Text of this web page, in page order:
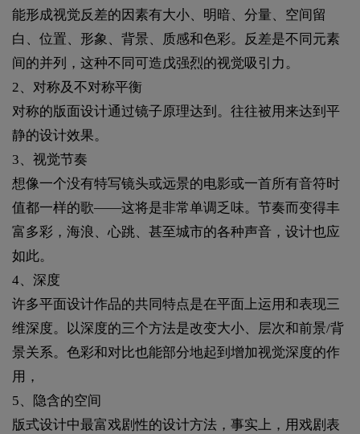
能形成视觉反差的因素有大小、明暗、分量、空间留
白、位置、形象、背景、质感和色彩。反差是不同元素
间的并列，这种不同可造戊强烈的视觉吸引力。
2、对称及不对称平衡
对称的版面设计通过镜子原理达到。往往被用来达到平
静的设计效果。
3、视觉节奏
想像一个没有特写镜头或远景的电影或一首所有音符时
值都一样的歌——这将是非常单调乏味。节奏而变得丰
富多彩，海浪、心跳、甚至城市的各种声音，设计也应
如此。
4、深度
许多平面设计作品的共同特点是在平面上运用和表现三
维深度。以深度的三个方法是改变大小、层次和前景/背
景关系。色彩和对比也能部分地起到增加视觉深度的作
用，
5、隐含的空间
版式设计中最富戏剧性的设计方法，事实上，用戏剧表